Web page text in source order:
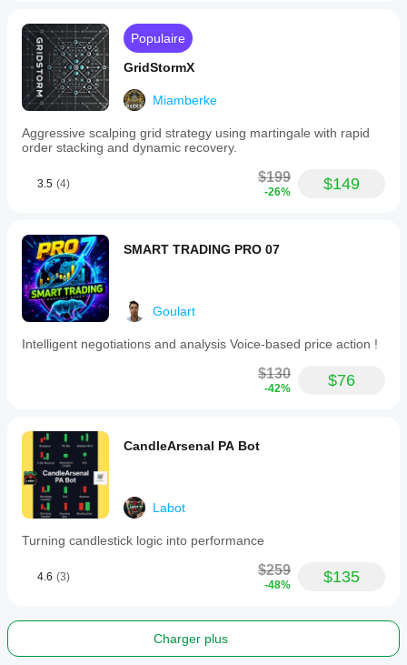
Populaire
GridStormX
Miamberke
Aggressive scalping grid strategy using martingale with rapid
order stacking and dynamic recovery.
3.5 (4) $199
-26% $149
SMART TRADING PRO 07
Goulart
Intelligent negotiations and analysis Voice-based price action !
$130
-42% $76
CandleArsenal PA Bot
Labot
Turning candlestick logic into performance
4.6 (3) $259
-48% $135
Charger plus